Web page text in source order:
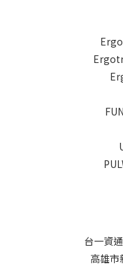
台一資
高雄市